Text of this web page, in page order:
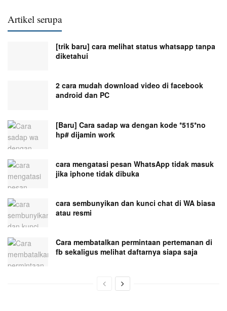
Artikel serupa
[trik baru] cara melihat status whatsapp tanpa
diketahui
2 cara mudah download video di facebook
android dan PC
[Baru] Cara sadap wa dengan kode *515*no
hp# dijamin work
cara mengatasi pesan WhatsApp tidak masuk
jika iphone tidak dibuka
cara sembunyikan dan kunci chat di WA biasa
atau resmi
Cara membatalkan permintaan pertemanan di
fb sekaligus melihat daftarnya siapa saja